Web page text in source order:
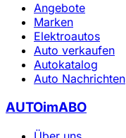
Angebote
Marken
Elektroautos
Auto verkaufen
Autokatalog
Auto Nachrichten
AUTOimABO